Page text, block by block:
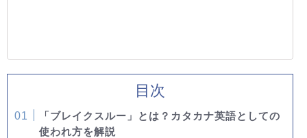
目次
「ブレイクスルー」とは？カタカナ英語としての
使われ方を解説